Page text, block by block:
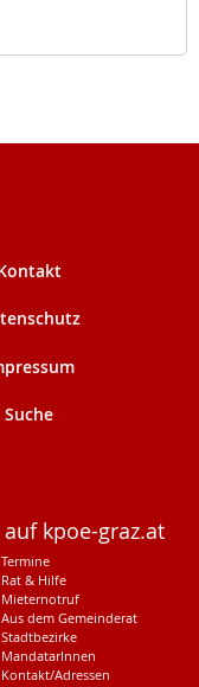
Suche
kpoe-graz.at
Termine
Rat & Hilfe
Mieternotruf
Aus dem Gemeinderat
Stadtbezirke
MandatarInnen
Kontakt/Adressen